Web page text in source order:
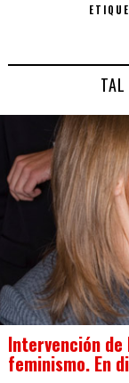
TAL
Intervención de
feminismo. En